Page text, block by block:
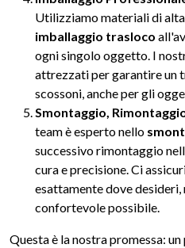
Utilizziamo materiali di
imballaggio trasloco
ogni singolo oggetto. I
attrezzati per garantire un
scossoni, anche per gli
Smontaggio,
team è esperto nello
successivo rimontaggio
cura e precisione. Ci
esattamente dove
confortevole possibile.
Questa è la nostra promessa: